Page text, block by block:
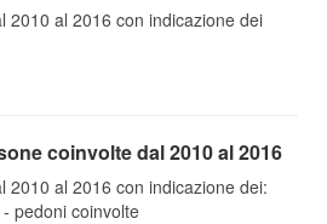
2010 al 2016 con indicazione dei
coinvolte dal 2010 al 2016
2010 al 2016 con indicazione dei:
pedoni coinvolte